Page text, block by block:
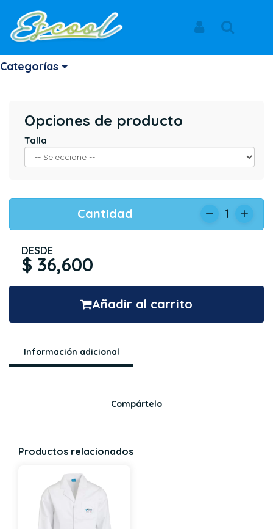
Categorías
Productos
GIMNASIO DEL NORTE
DELANTAL
Opciones de producto
Talla
Cantidad 1
DESDE
$ 36,600
Añadir al carrito
Información adicional
Compártelo
Productos relacionados